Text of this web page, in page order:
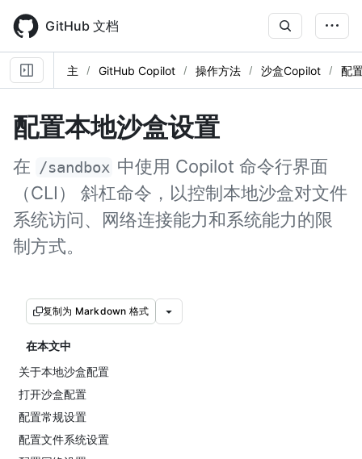
main
content
GitHub 文档
主 GitHub Copilot 操作方法 沙盒Copilot 配
配置本地沙盒设置
在 /sandbox 中使用 Copilot 命令行界面
（CLI） 斜杠命令，以控制本地沙盒对文件
系统访问、网络连接能力和系统能力的限
制方式。
复制为 Markdown 格式
在本文中
关于本地沙盒配置
打开沙盒配置
配置常规设置
配置文件系统设置